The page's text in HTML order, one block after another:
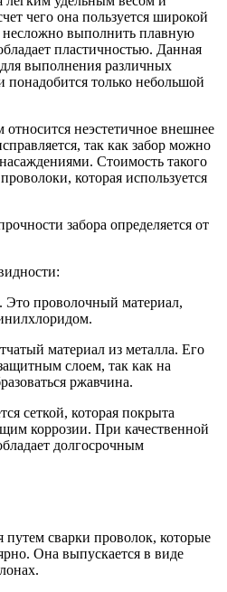
чего она пользуется широкой
выполнить плавную
пластичностью. Данная
выполнения различных
понадобится только небольшой
неэстетичное внешнее
так как забор можно
Стоимость такого
которая используется
забора определяется от
проволочный материал,
материал из металла. Его
слоем, так как на
ржавчина.
сеткой, которая покрыта
коррозии. При качественной
долгосрочным
путем сварки проволок, которые
Она выпускается в виде